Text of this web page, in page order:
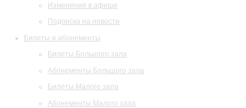
Изменения в афише
Подписка на новости
Билеты и абонементы
Билеты Большого зала
Абонементы Большого зала
Билеты Малого зала
Абонементы Малого зала